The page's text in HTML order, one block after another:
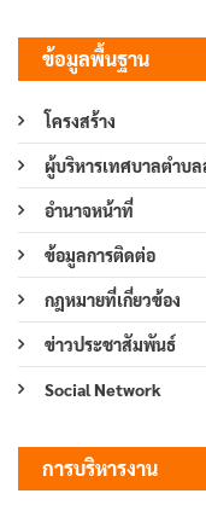
ข้อมูลพื้นฐาน
โครงสร้าง
ผู้บริหารเทศบาลตำบ
อำนาจหน้าที่
ข้อมูลการติดต่อ
กฎหมายที่เกี่ยวข้อง
ข่าวประชาสัมพันธ์
Social Network
การบริหารงาน